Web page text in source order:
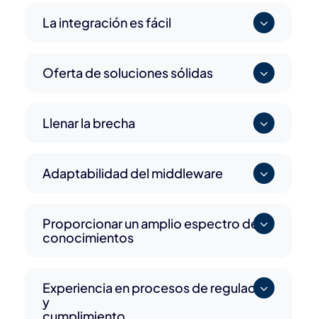
La integración es fácil
Oferta de soluciones sólidas
Llenar la brecha
Adaptabilidad del middleware
Proporcionar un amplio espectro de
conocimientos
Experiencia en procesos de regulación
y